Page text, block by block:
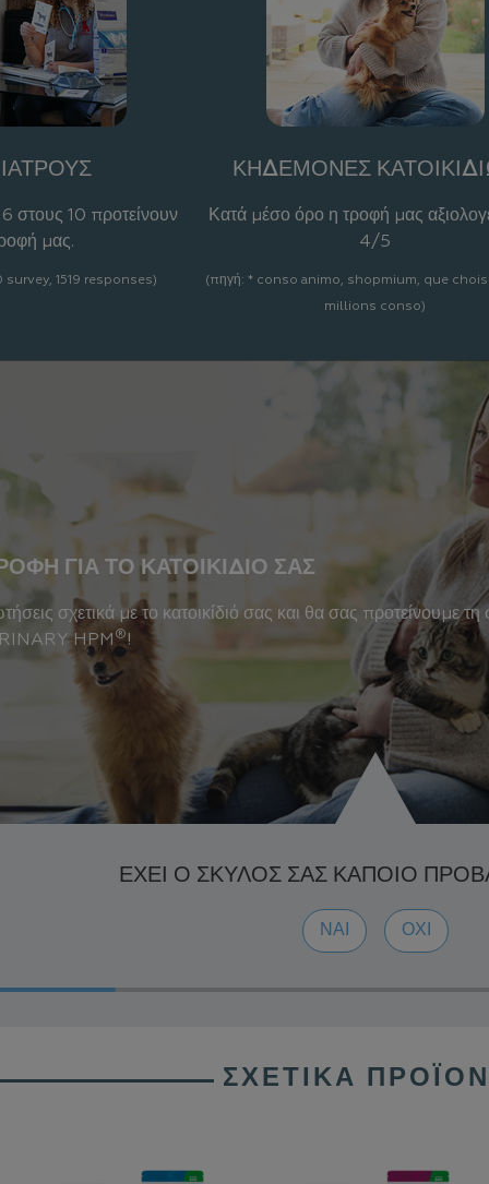
στους 10 προτείνουν
μας.
survey, 1519 responses)
ΚΗΔΕΜΟΝΕΣ
Κατά μέσο όρο η τροφή μας
4/5
(πηγή: * conso animo, shopmium, que
millions conso)
ΓΙΑ ΤΟ ΚΑΤΟΙΚΊΔΙΟ ΣΑΣ
σχετικά με το κατοικίδιό σας και θα σας προτείνουμε
HPM ®!
ΈΧΕΙ Ο ΣΚΎΛΟΣ ΣΑΣ ΚΆΠΟΙΟ
ΝΑΙ ΌΧΙ
ΣΧΕΤΙΚΆ